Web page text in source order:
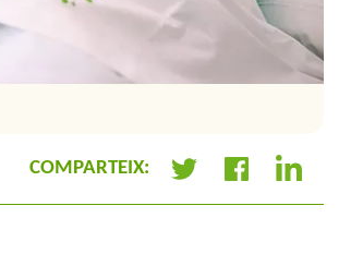
COMPARTEIX: